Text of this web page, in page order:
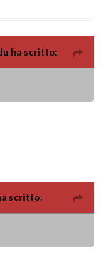
ha scritto:
scritto: